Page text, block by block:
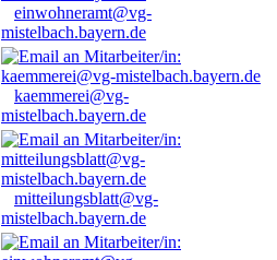
einwohneramt@vg-
mistelbach.bayern.de
kaemmerei@vg-
mistelbach.bayern.de
mitteilungsblatt@vg-
mistelbach.bayern.de